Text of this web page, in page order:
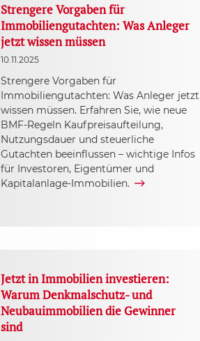
Strengere Vorgaben für
Immobiliengutachten: Was Anleger
jetzt wissen müssen
10.11.2025
Strengere Vorgaben für
Immobiliengutachten: Was Anleger jetzt
wissen müssen. Erfahren Sie, wie neue
BMF-Regeln Kaufpreisaufteilung,
Nutzungsdauer und steuerliche
Gutachten beeinflussen – wichtige Infos
für Investoren, Eigentümer und
Kapitalanlage-Immobilien.
Jetzt in Immobilien investieren:
Warum Denkmalschutz- und
Neubauimmobilien die Gewinner
sind